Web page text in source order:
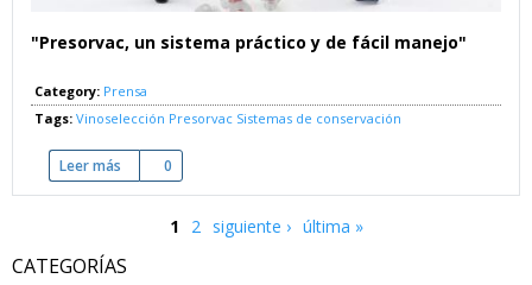
"Presorvac, un sistema práctico y de fácil manejo"
Category: Prensa
Tags: Vinoselección Presorvac Sistemas de conservación
Leer más sobre El vino como recién abierto
0
1 2 siguiente › última »
CATEGORÍAS